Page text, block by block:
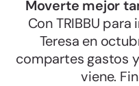
Moverte mejor
Con TRIBBU
Teresa en
compartes gastos
viene.